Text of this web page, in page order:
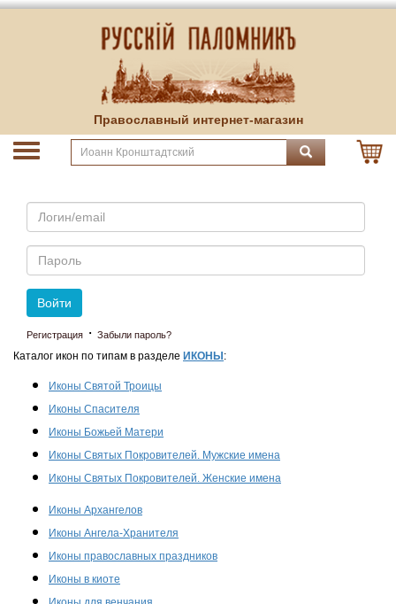
Православный интернет-магазин
Email
Пароль
Войти
Регистрация · Забыли пароль?
Каталог икон по типам в разделе ИКОНЫ :
Иконы Святой Троицы
Иконы Спасителя
Иконы Божьей Матери
Иконы Святых Покровителей. Мужские имена
Иконы Святых Покровителей. Женские имена
Иконы Архангелов
Иконы Ангела-Хранителя
Иконы православных праздников
Иконы в киоте